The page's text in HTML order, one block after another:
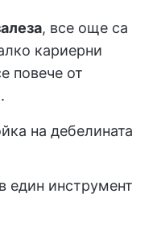
, все още са
кариерни
повече от
на дебелината
един инструмент